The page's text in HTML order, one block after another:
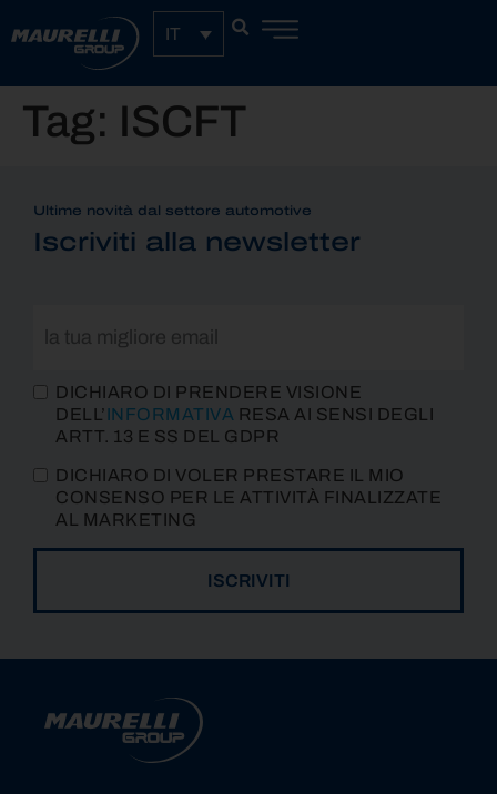
IT
Tag: ISCFT
Ultime novità dal settore automotive
Iscriviti alla newsletter
DICHIARO DI PRENDERE VISIONE
DELL’INFORMATIVA RESA AI SENSI DEGLI
ARTT. 13 E SS DEL GDPR
DICHIARO DI VOLER PRESTARE IL MIO
CONSENSO PER LE ATTIVITÀ FINALIZZATE
AL MARKETING
ISCRIVITI